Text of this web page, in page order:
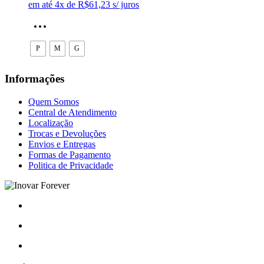
do original
atual
em até 4x de R$61,23 s/ juros
tem
várias
As
podem
ser
escolhidas
na
página
do
produto
P M G
Informações
Quem Somos
Central de Atendimento
Localização
Trocas e Devoluções
Envios e Entregas
Formas de Pagamento
Politica de Privacidade